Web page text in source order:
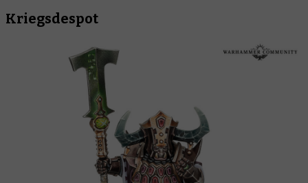
Kriegsdespot